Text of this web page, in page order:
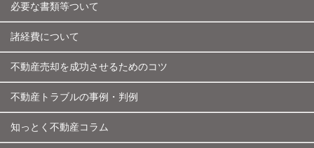
必要な書類等ついて
諸経費について
不動産売却を成功させるためのコツ
不動産トラブルの事例・判例
知っとく不動産コラム